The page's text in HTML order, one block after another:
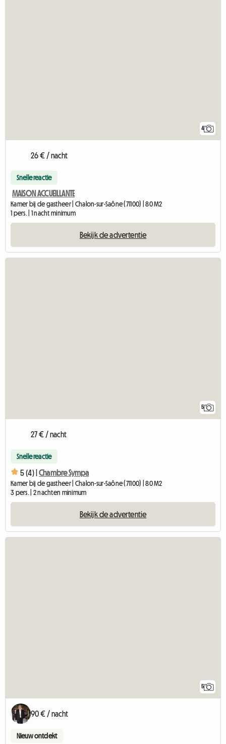
4
26 € / nacht
Snelle reactie
MAISON ACCUEILLANTE
Kamer bij de gastheer | Chalon-sur-Saône (71100) | 80 M2
1 pers. | 1 nacht minimum
Bekijk de advertentie
5
27 € / nacht
Snelle reactie
5 (4) | Chambre Sympa
Kamer bij de gastheer | Chalon-sur-Saône (71100) | 80 M2
3 pers. | 2 nachten minimum
Bekijk de advertentie
5
90 € / nacht
Nieuw ontdekt